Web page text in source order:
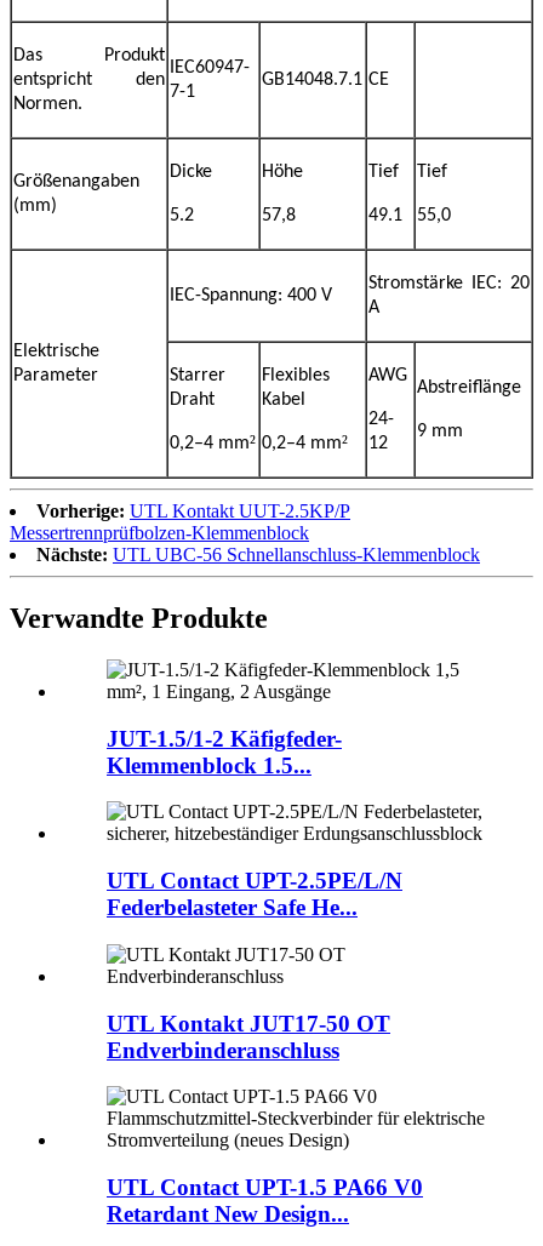
Das Produkt
entspricht den
Normen.
IEC60947-
7-1
GB14048.7.1 CE
Größenangaben
(mm)
Dicke
5.2
Höhe
57,8
Tief
49.1
Tief
55,0
Elektrische
Parameter
IEC-Spannung: 400 V
Stromstärke IEC: 20
A
Starrer
Draht
0,2–4 mm²
Flexibles
Kabel
0,2–4 mm²
AWG
24-
12
Abstreiflänge
9 mm
Vorherige: UTL Kontakt UUT-2.5KP/P
Messertrennprüfbolzen-Klemmenblock
Nächste: UTL UBC-56 Schnellanschluss-Klemmenblock
Verwandte Produkte
JUT-1.5/1-2 Käfigfeder-
Klemmenblock 1.5...
UTL Contact UPT-2.5PE/L/N
Federbelasteter Safe He...
UTL Kontakt JUT17-50 OT
Endverbinderanschluss
UTL Contact UPT-1.5 PA66 V0
Retardant New Design...